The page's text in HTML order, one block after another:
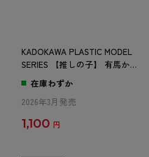
KADOKAWA PLASTIC MODEL
SERIES 【推しの子】 有馬かな
/ 有馬かな DX ver. 彩色済みパ
ーツセット
在庫わずか
2026年3月発売
1,100 円